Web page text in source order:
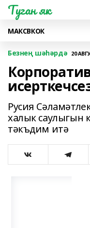
Туган як
МАКСВКОК
Безнең шәһәрдә 20
Русия
халык
тәкъдим итә